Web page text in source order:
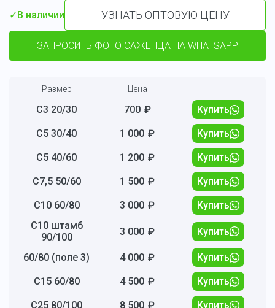
✓В наличии УЗНАТЬ ОПТОВУЮ ЦЕНУ
ЗАПРОСИТЬ ФОТО САЖЕНЦА НА WHATSAPP
Размер Цена
С3 20/30 700 ₽ Купить
С5 30/40 1 000 ₽ Купить
С5 40/60 1 200 ₽ Купить
С7,5 50/60 1 500 ₽ Купить
С10 60/80 3 000 ₽
Купить
C10 штамб
90/100
3 000 ₽ Купить
60/80 (поле 3) 4 000 ₽ Купить
С15 60/80 4 500 ₽ Купить
С25 80/100 8 500 ₽ Купить